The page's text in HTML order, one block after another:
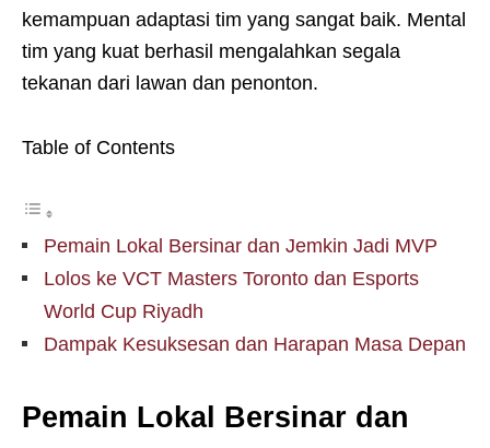
kemampuan adaptasi tim yang sangat baik. Mental
tim yang kuat berhasil mengalahkan segala
tekanan dari lawan dan penonton.
Table of Contents
Pemain Lokal Bersinar dan Jemkin Jadi MVP
Lolos ke VCT Masters Toronto dan Esports
World Cup Riyadh
Dampak Kesuksesan dan Harapan Masa Depan
Pemain Lokal Bersinar dan